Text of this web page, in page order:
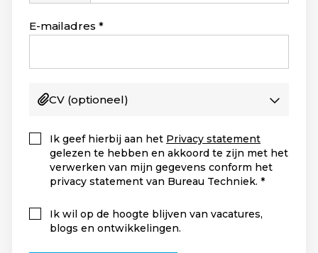
Staten
+1
E-mailadres
CV (optioneel)
Ik geef hierbij aan het Privacy statement
gelezen te hebben en akkoord te zijn met het
verwerken van mijn gegevens conform het
privacy statement van Bureau Techniek.
Ik wil op de hoogte blijven van vacatures,
blogs en ontwikkelingen.